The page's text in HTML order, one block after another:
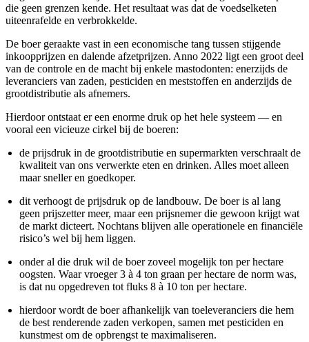
die geen grenzen kende. Het resultaat was dat de voedselketen
uiteenrafelde en verbrokkelde.
De boer geraakte vast in een economische tang tussen stijgende
inkoopprijzen en dalende afzetprijzen. Anno 2022 ligt een groot deel
van de controle en de macht bij enkele mastodonten: enerzijds de
leveranciers van zaden, pesticiden en meststoffen en anderzijds de
grootdistributie als afnemers.
Hierdoor ontstaat er een enorme druk op het hele systeem — en
vooral een vicieuze cirkel bij de boeren:
de prijsdruk in de grootdistributie en supermarkten verschraalt de
kwaliteit van ons verwerkte eten en drinken. Alles moet alleen
maar sneller en goedkoper.
dit verhoogt de prijsdruk op de landbouw. De boer is al lang
geen prijszetter meer, maar een prijsnemer die gewoon krijgt wat
de markt dicteert. Nochtans blijven alle operationele en financiële
risico’s wel bij hem liggen.
onder al die druk wil de boer zoveel mogelijk ton per hectare
oogsten. Waar vroeger 3 à 4 ton graan per hectare de norm was,
is dat nu opgedreven tot fluks 8 à 10 ton per hectare.
hierdoor wordt de boer afhankelijk van toeleveranciers die hem
de best renderende zaden verkopen, samen met pesticiden en
kunstmest om de opbrengst te maximaliseren.